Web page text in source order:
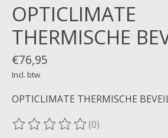
OPTICLIMATE
THERMISCHE
€76,95
Incl. btw
OPTICLIMATE THERMISCHE
De beoordeling van dit product is
(0)